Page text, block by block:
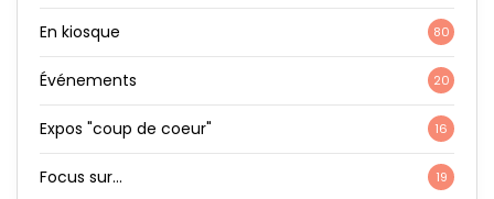
En kiosque 80
Événements 20
Expos "coup de coeur" 16
Focus sur… 19